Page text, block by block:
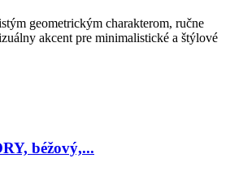
geometrickým charakterom, ručne
akcent pre minimalistické a štýlové
béžový,...